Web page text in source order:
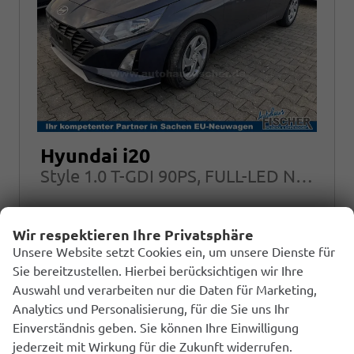
Hyundai i20
Style 1.0 T-GDI 90PS, FULL-LED NAVI Sitzheizung ALU Klimaautomatik RFK
Fahrzeugnr.
238722
Getriebe
Schalt. 6-Gang
Kraftstoff
Benzin
Leistung
66 kW (90 PS)
Wir respektieren Ihre Privatsphäre
Unsere Website setzt Cookies ein, um unsere Dienste für
Sie bereitzustellen. Hierbei berücksichtigen wir Ihre
Auswahl und verarbeiten nur die Daten für Marketing,
Analytics und Personalisierung, für die Sie uns Ihr
Einverständnis geben. Sie können Ihre Einwilligung
jederzeit mit Wirkung für die Zukunft widerrufen.